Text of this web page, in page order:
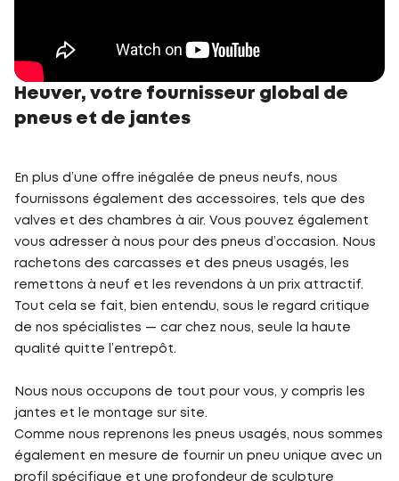
Heuver, votre fournisseur global de
pneus et de jantes
En plus d’une offre inégalée de pneus neufs, nous
fournissons également des accessoires, tels que des
valves et des chambres à air. Vous pouvez également
vous adresser à nous pour des pneus d’occasion. Nous
rachetons des carcasses et des pneus usagés, les
remettons à neuf et les revendons à un prix attractif.
Tout cela se fait, bien entendu, sous le regard critique
de nos spécialistes — car chez nous, seule la haute
qualité quitte l’entrepôt.
Nous nous occupons de tout pour vous, y compris les
jantes et le montage sur site.
Comme nous reprenons les pneus usagés, nous sommes
également en mesure de fournir un pneu unique avec un
profil spécifique et une profondeur de sculpture